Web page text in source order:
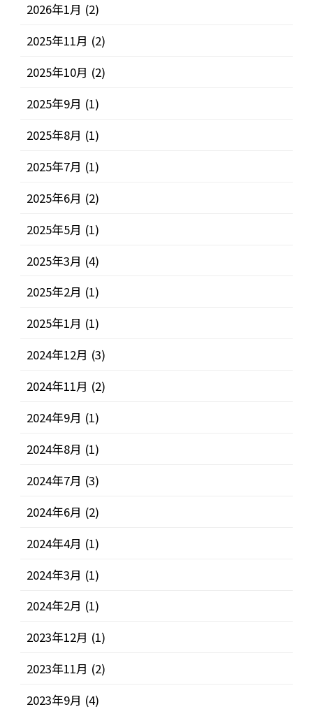
2026年1月 (2)
2025年11月 (2)
2025年10月 (2)
2025年9月 (1)
2025年8月 (1)
2025年7月 (1)
2025年6月 (2)
2025年5月 (1)
2025年3月 (4)
2025年2月 (1)
2025年1月 (1)
2024年12月 (3)
2024年11月 (2)
2024年9月 (1)
2024年8月 (1)
2024年7月 (3)
2024年6月 (2)
2024年4月 (1)
2024年3月 (1)
2024年2月 (1)
2023年12月 (1)
2023年11月 (2)
2023年9月 (4)